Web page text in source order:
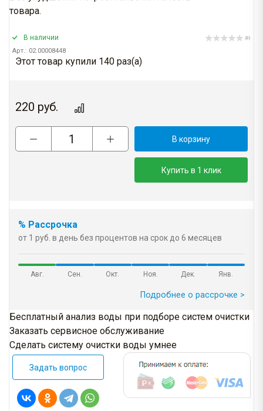
товара.
В наличии
Арт.: 02.00008448
(0)
Этот товар купили 140 раз(a)
220 руб.
В корзину
Купить в 1 клик
% Рассрочка
от 1 руб. в день без процентов на срок до 6 месяцев
Авг. Сен. Окт. Ноя. Дек. Янв.
Подробнее о рассрочке >
Бесплатный анализ воды при подборе систем очистки
Заказать сервисное обслуживание
Сделать систему очистки воды умнее
Задать вопрос